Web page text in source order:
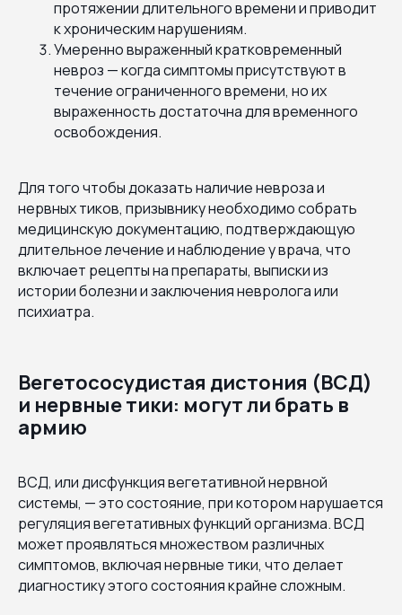
протяжении длительного времени и приводит
к хроническим нарушениям.
Умеренно выраженный кратковременный
невроз — когда симптомы присутствуют в
течение ограниченного времени, но их
выраженность достаточна для временного
освобождения.
Для того чтобы доказать наличие невроза и
нервных тиков, призывнику необходимо собрать
медицинскую документацию, подтверждающую
длительное лечение и наблюдение у врача, что
включает рецепты на препараты, выписки из
истории болезни и заключения невролога или
психиатра.
Вегетососудистая дистония (ВСД)
и нервные тики: могут ли брать в
армию
ВСД, или дисфункция вегетативной нервной
системы, — это состояние, при котором нарушается
регуляция вегетативных функций организма. ВСД
может проявляться множеством различных
симптомов, включая нервные тики, что делает
диагностику этого состояния крайне сложным.